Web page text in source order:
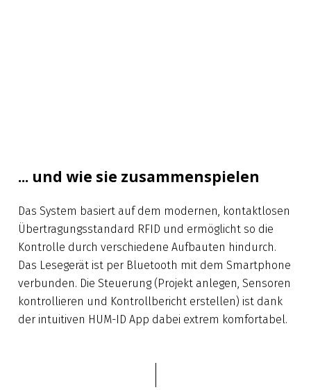
... und wie sie zusammenspielen
Das System basiert auf dem modernen, kontaktlosen
Übertragungsstandard RFID und ermöglicht so die
Kontrolle durch verschiedene Aufbauten hindurch.
Das Lesegerät ist per Bluetooth mit dem Smartphone
verbunden. Die Steuerung (Projekt anlegen, Sensoren
kontrollieren und Kontrollbericht erstellen) ist dank
der intuitiven HUM-ID App dabei extrem komfortabel.